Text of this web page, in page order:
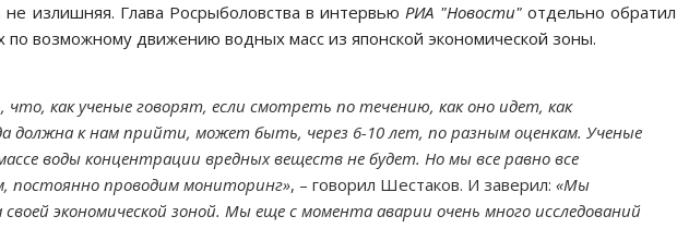
излишняя. Глава Росрыболовства в интервьюРИА "Новости" отдельно обратил
по возможному движению водных масс из японской экономической зоны.
как ученые говорят, если смотреть по течению, как оно идет, как
должна к нам прийти, может быть, через 6-10 лет, по разным оценкам. Ученые
воды концентрации вредных веществ не будет. Но мы все равно все
постоянно проводим мониторинг», – говорил Шестаков. И заверил: «Мы
экономической зоной. Мы еще с момента аварии очень много исследований